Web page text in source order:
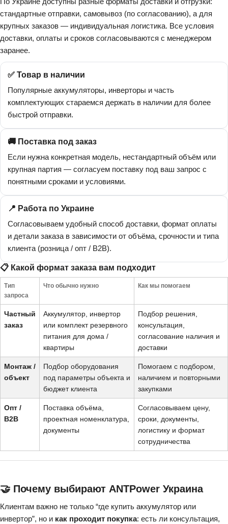
стандартные отправки, самовывоз (по согласованию), а для
крупных заказов — индивидуальная логистика. Все условия
доставки, оплаты и сроков согласовываются с менеджером
заранее.
✅ Товар в наличии
Популярные аккумуляторы, инверторы и часть
комплектующих стараемся держать в наличии для более
быстрой отправки.
🚚 Поставка под заказ
Если нужна конкретная модель, нестандартный объём или
крупная партия — согласуем поставку под ваш запрос с
понятными сроками и условиями.
📍 Работа по Украине
Согласовываем удобный способ доставки, формат оплаты
и детали заказа в зависимости от объёма, срочности и типа
клиента (розница / опт / B2B).
📋 Какой формат заказа вам подходит
Тип
запроса
Что обычно нужно Как мы помогаем
Частный
заказ
Аккумулятор, инвертор
или комплект резервного
питания для дома /
квартиры
Подбор решения,
консультация,
согласование наличия и
доставки
Монтаж /
объект
Подбор оборудования
под параметры объекта и
бюджет клиента
Помогаем с подбором,
наличием и повторными
закупками
Опт /
B2B
Поставка объёма,
проектная номенклатура,
документы
Согласовываем цену,
сроки, документы,
логистику и формат
сотрудничества
🤝 Почему выбирают ANTPower Украина
Клиентам важно не только “где купить аккумулятор или
инвертор”, но и как проходит покупка: есть ли консультация,